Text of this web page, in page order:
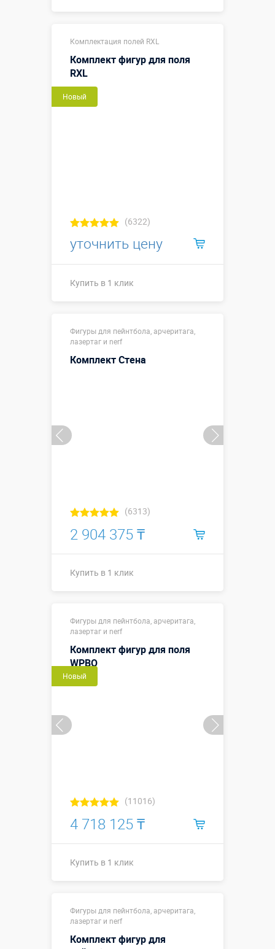
Комплектация полей RXL
Комплект фигур для поля
RXL
Новый
(6322)
уточнить цену
Купить в 1 клик
Фигуры для пейнтбола, арчеритага,
лазертаг и nerf
Комплект Стена
(6313)
2 904 375 ₸
Купить в 1 клик
Фигуры для пейнтбола, арчеритага,
лазертаг и nerf
Комплект фигур для поля
WPBO
Новый
(11016)
4 718 125 ₸
Купить в 1 клик
Фигуры для пейнтбола, арчеритага,
лазертаг и nerf
Комплект фигур для